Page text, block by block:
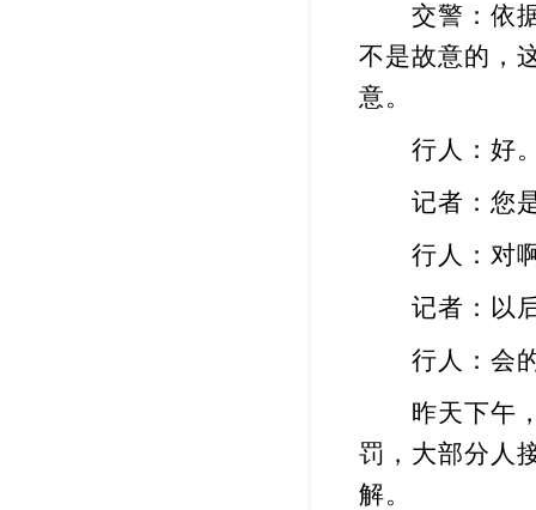
交警：依据
不是故意的，
意。
行人：好
记者：您是
行人：对
记者：以后
行人：会的
昨天下午，
罚，大部分人
解。